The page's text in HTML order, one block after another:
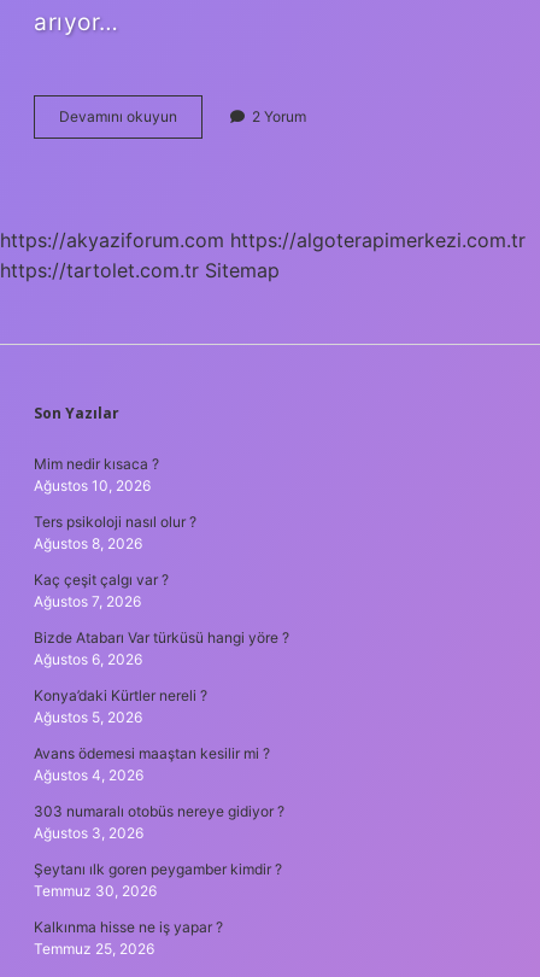
arıyor…
Devamını okuyun
Kaç
2 Yorum
https://akyaziforum.com https://algoterapimerkezi.com.tr
https://tartolet.com.tr Sitemap
SIDEBAR
Son Yazılar
Mim nedir kısaca ?
Ağustos 10, 2026
Ters psikoloji nasıl olur ?
Ağustos 8, 2026
Kaç çeşit çalgı var ?
Ağustos 7, 2026
Bizde Atabarı Var türküsü hangi yöre ?
Ağustos 6, 2026
Konya’daki Kürtler nereli ?
Ağustos 5, 2026
Avans ödemesi maaştan kesilir mi ?
Ağustos 4, 2026
303 numaralı otobüs nereye gidiyor ?
Ağustos 3, 2026
Şeytanı ılk goren peygamber kimdir ?
Temmuz 30, 2026
Kalkınma hisse ne iş yapar ?
Temmuz 25, 2026